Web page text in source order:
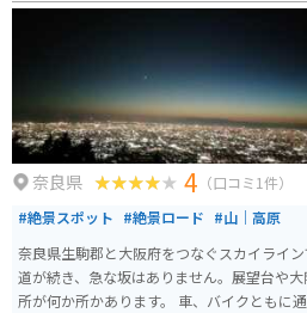
ると藤棚がすごくきれいです。お寺の周りは
奈良県 4 （口コミ1件）
#絶景スポット #絶景ロード #山｜高原
奈良県生駒郡と大阪府をつなぐスカイライ
道が続き、急な坂はありません。展望台や
所が何か所かあります。 車、バイクともに通行可能です。また、生駒山上遊